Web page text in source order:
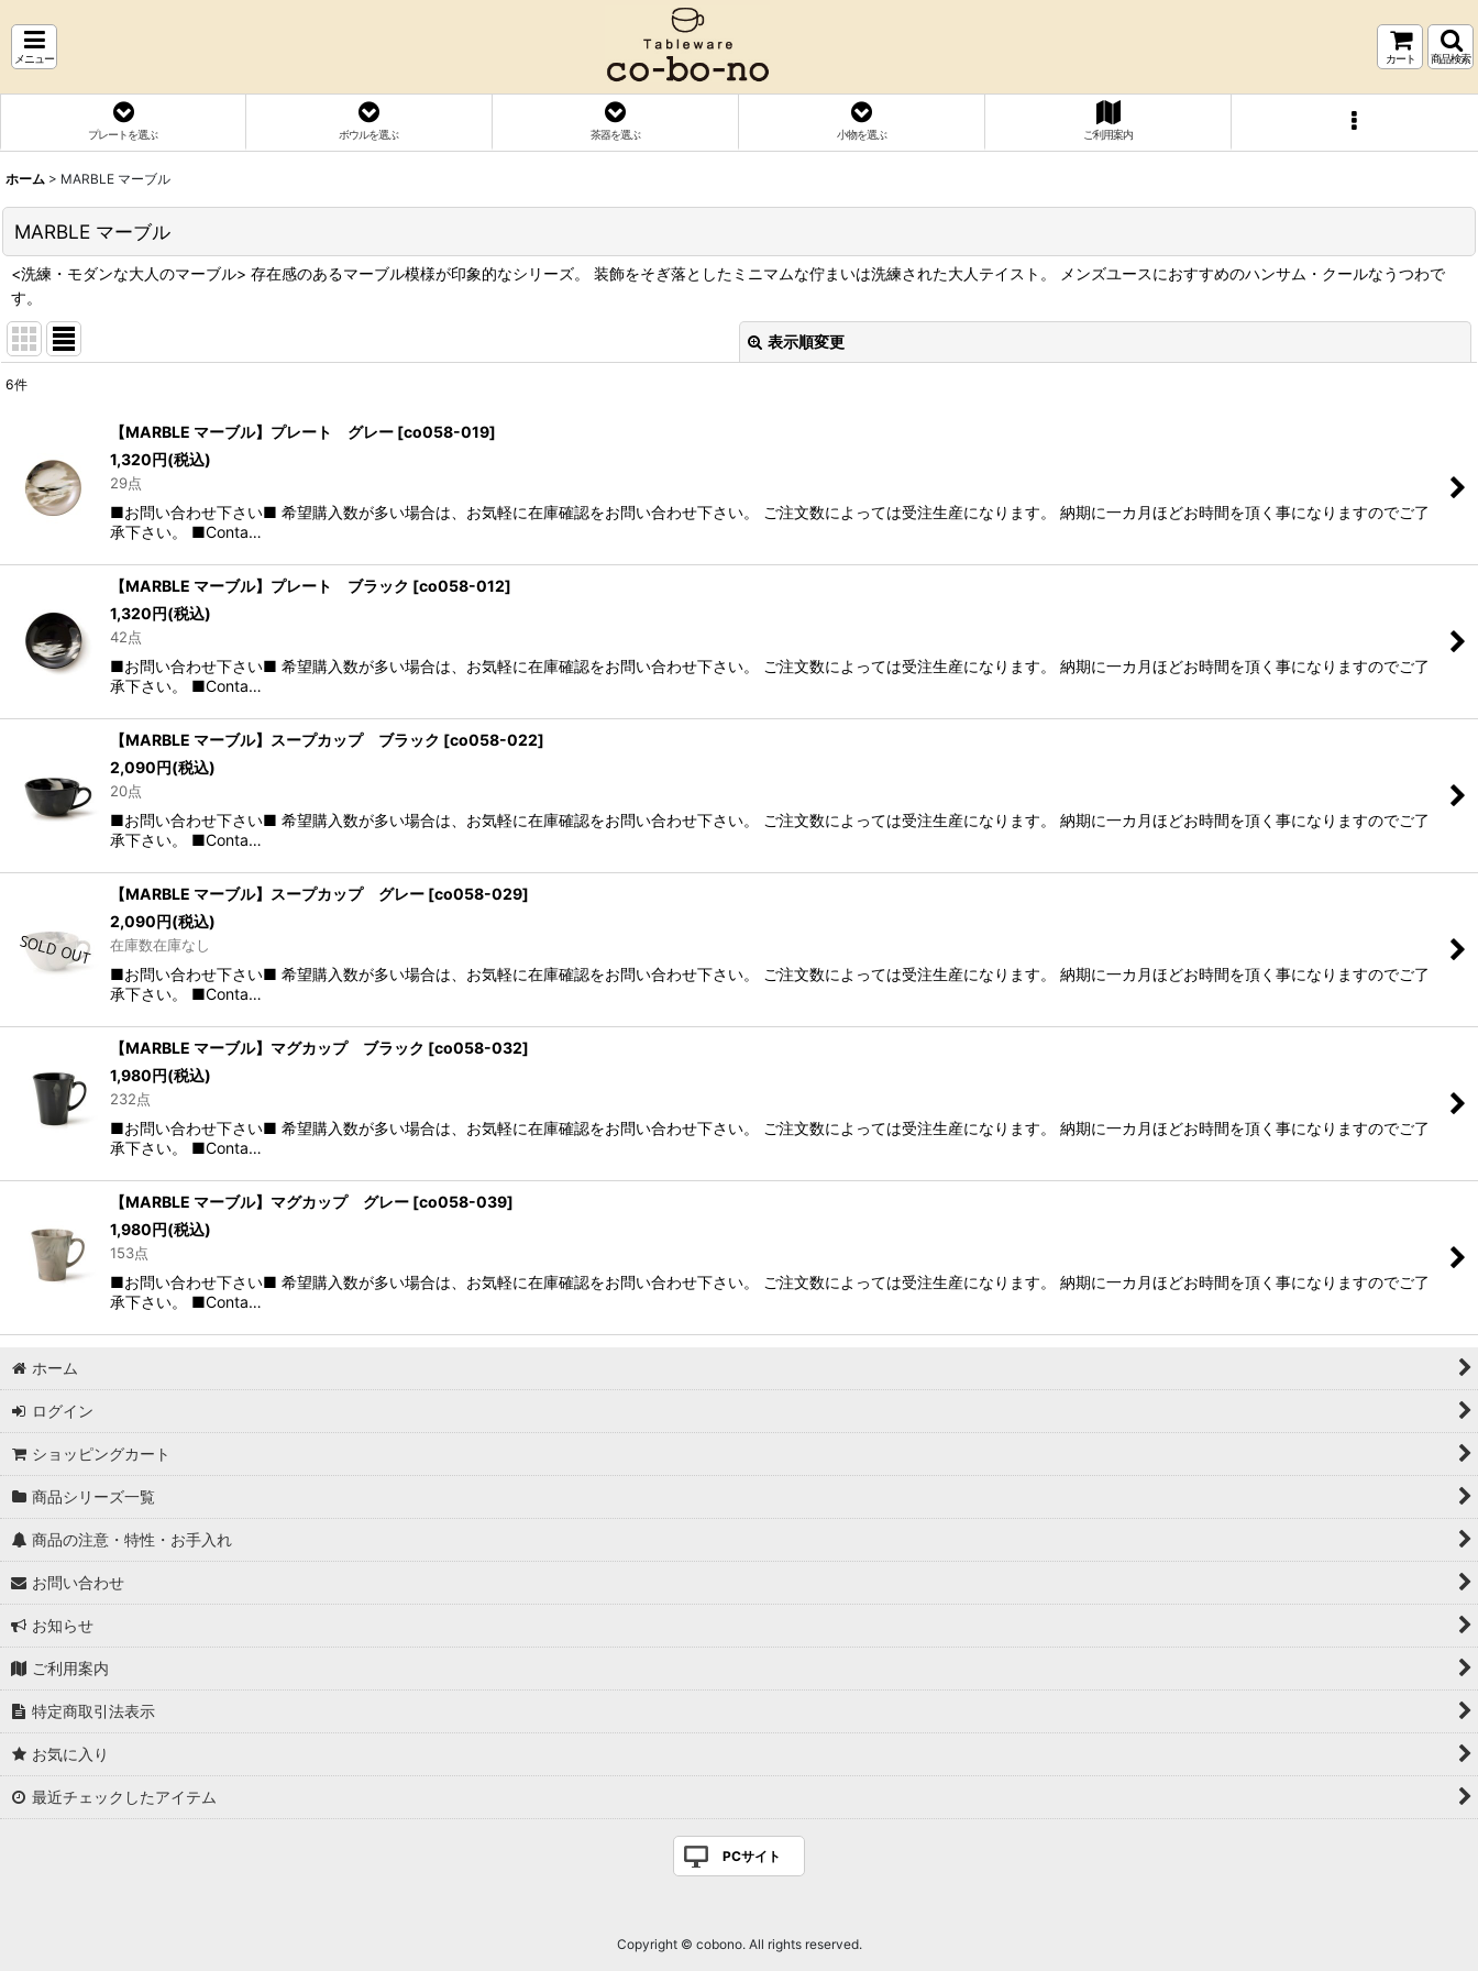
メニュー カート 商品検索
プレートを選ぶ ボウルを選ぶ 茶器を選ぶ 小物を選ぶ ご利用案内
ホーム > MARBLE マーブル
MARBLE マーブル
<洗練・モダンな大人のマーブル> 存在感のあるマーブル模様が印象的なシリーズ。 装飾をそぎ落としたミニマムな佇まいは洗練された大人テイスト。 メンズユースにおすすめのハンサム・クールなうつわで
す。
表示順変更
並び順:
絞り込む
6件
【MARBLE マーブル】プレート グレー [co058-019]
1,320円(税込)
29点
■お問い合わせ下さい■ 希望購入数が多い場合は、お気軽に在庫確認をお問い合わせ下さい。 ご注文数によっては受注生産になります。 納期に一カ月ほどお時間を頂く事になりますのでご了
承下さい。 ■Conta…
【MARBLE マーブル】プレート ブラック [co058-012]
1,320円(税込)
42点
■お問い合わせ下さい■ 希望購入数が多い場合は、お気軽に在庫確認をお問い合わせ下さい。 ご注文数によっては受注生産になります。 納期に一カ月ほどお時間を頂く事になりますのでご了
承下さい。 ■Conta…
【MARBLE マーブル】スープカップ ブラック [co058-022]
2,090円(税込)
20点
■お問い合わせ下さい■ 希望購入数が多い場合は、お気軽に在庫確認をお問い合わせ下さい。 ご注文数によっては受注生産になります。 納期に一カ月ほどお時間を頂く事になりますのでご了
承下さい。 ■Conta…
【MARBLE マーブル】スープカップ グレー [co058-029]
2,090円(税込)
在庫数在庫なし
■お問い合わせ下さい■ 希望購入数が多い場合は、お気軽に在庫確認をお問い合わせ下さい。 ご注文数によっては受注生産になります。 納期に一カ月ほどお時間を頂く事になりますのでご了
承下さい。 ■Conta…
【MARBLE マーブル】マグカップ ブラック [co058-032]
1,980円(税込)
232点
■お問い合わせ下さい■ 希望購入数が多い場合は、お気軽に在庫確認をお問い合わせ下さい。 ご注文数によっては受注生産になります。 納期に一カ月ほどお時間を頂く事になりますのでご了
承下さい。 ■Conta…
【MARBLE マーブル】マグカップ グレー [co058-039]
1,980円(税込)
153点
■お問い合わせ下さい■ 希望購入数が多い場合は、お気軽に在庫確認をお問い合わせ下さい。 ご注文数によっては受注生産になります。 納期に一カ月ほどお時間を頂く事になりますのでご了
承下さい。 ■Conta…
ホーム
ログイン
ショッピングカート
商品シリーズ一覧
商品の注意・特性・お手入れ
お問い合わせ
お知らせ
ご利用案内
特定商取引法表示
お気に入り
最近チェックしたアイテム
PCサイト
Copyright © cobono. All rights reserved.